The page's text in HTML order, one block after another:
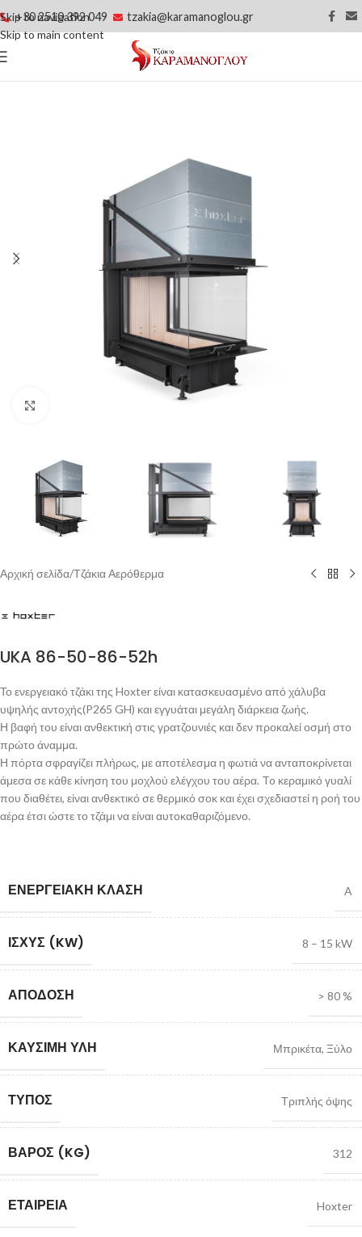
Skip to navigation
Skip to main content
+30 2510 392 049 tzakia@karamanoglou.gr
Αρχική σελίδα/Τζάκια Αερόθερμα
UKA 86-50-86-52h
Το ενεργειακό τζάκι της Hoxter είναι κατασκευασμένο από χάλυβα
υψηλής αντοχής(P265 GH) και εγγυάται μεγάλη διάρκεια ζωής.
Η βαφή του είναι ανθεκτική στις γρατζουνιές και δεν προκαλεί οσμή στο
πρώτο άναμμα.
Η πόρτα σφραγίζει πλήρως, με αποτέλεσμα η φωτιά να ανταποκρίνεται
άμεσα σε κάθε κίνηση του μοχλού ελέγχου του αέρα. To κεραμικό γυαλί
που διαθέτει, είναι ανθεκτικό σε θερμικό σοκ και έχει σχεδιαστεί η ροή του
αέρα έτσι ώστε το τζάμι να είναι αυτοκαθαριζόμενο.
ΕΝΕΡΓΕΙΑΚΉ ΚΛΆΣΗ A
ΙΣΧΎΣ (KW) 8 – 15 kW
ΑΠΌΔΟΣΗ > 80 %
ΚΑΎΣΙΜΗ ΎΛΗ Μπρικέτα, Ξύλο
ΤΎΠΟΣ Τριπλής όψης
ΒΆΡΟΣ (KG) 312
ΕΤΑΙΡΕΊΑ Hoxter